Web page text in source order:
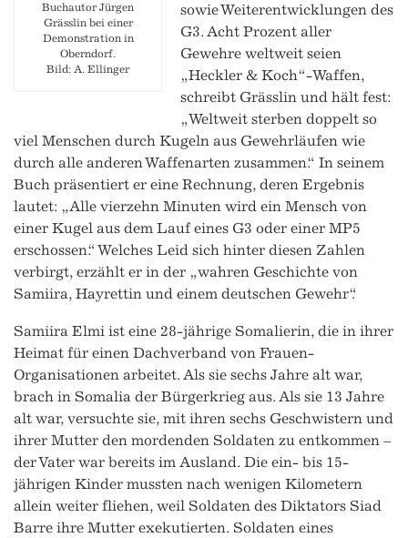
Buchautor Jürgen
Grässlin bei einer
Demonstration in
Oberndorf.
Bild: A. Ellinger
sowie Weiterentwicklungen des
G3. Acht Prozent aller
Gewehre weltweit seien
„Heckler & Koch“-Waffen,
schreibt Grässlin und hält fest:
„Weltweit sterben doppelt so
viel Menschen durch Kugeln aus Gewehrläufen wie
durch alle anderen Waffenarten zusammen.“ In seinem
Buch präsentiert er eine Rechnung, deren Ergebnis
lautet: „Alle vierzehn Minuten wird ein Mensch von
einer Kugel aus dem Lauf eines G3 oder einer MP5
erschossen.“ Welches Leid sich hinter diesen Zahlen
verbirgt, erzählt er in der „wahren Geschichte von
Samiira, Hayrettin und einem deutschen Gewehr“.
Samiira Elmi ist eine 28-jährige Somalierin, die in ihrer
Heimat für einen Dachverband von Frauen-
Organisationen arbeitet. Als sie sechs Jahre alt war,
brach in Somalia der Bürgerkrieg aus. Als sie 13 Jahre
alt war, versuchte sie, mit ihren sechs Geschwistern und
ihrer Mutter den mordenden Soldaten zu entkommen –
der Vater war bereits im Ausland. Die ein- bis 15-
jährigen Kinder mussten nach wenigen Kilometern
allein weiter fliehen, weil Soldaten des Diktators Siad
Barre ihre Mutter exekutierten. Soldaten eines